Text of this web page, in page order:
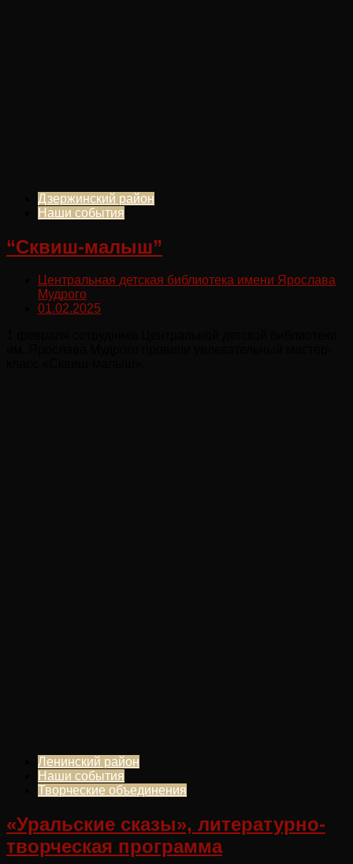
Дзержинский район
Наши события
“Сквиш-малыш”
Центральная детская библиотека имени Ярослава
Мудрого
01.02.2025
Ленинский район
Наши события
Творческие объединения
«Уральские сказы», литературно-
творческая программа